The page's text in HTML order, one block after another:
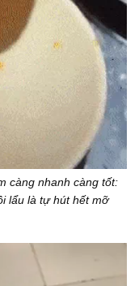
càng nhanh càng tốt:
lẩu là tự hút hết mỡ